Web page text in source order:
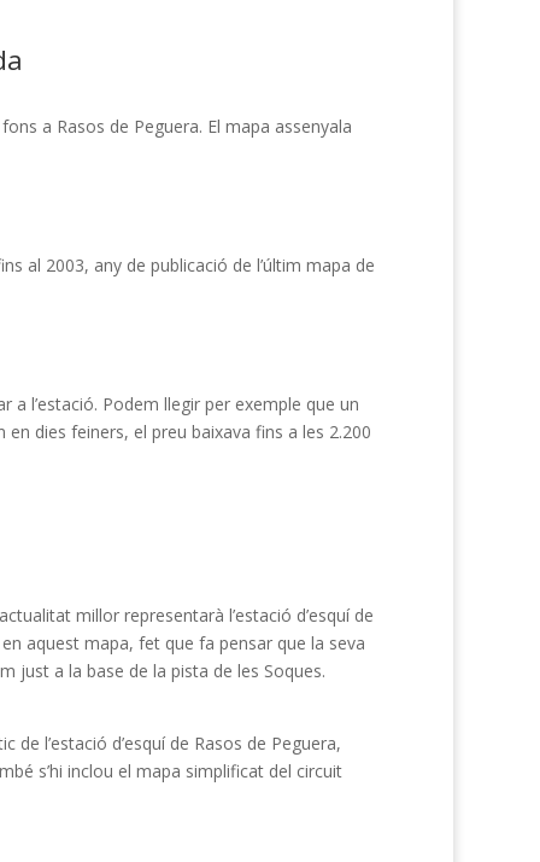
a Rasos de Peguera. El mapa assenyala
al 2003, any de publicació de l’últim mapa de
l’estació. Podem llegir per exemple que un
dies feiners, el preu baixava fins a les 2.200
millor representarà l’estació d’esquí de
aquest mapa, fet que fa pensar que la seva
just a la base de la pista de les Soques.
l’estació d’esquí de Rasos de Peguera,
s’hi inclou el mapa simplificat del circuit